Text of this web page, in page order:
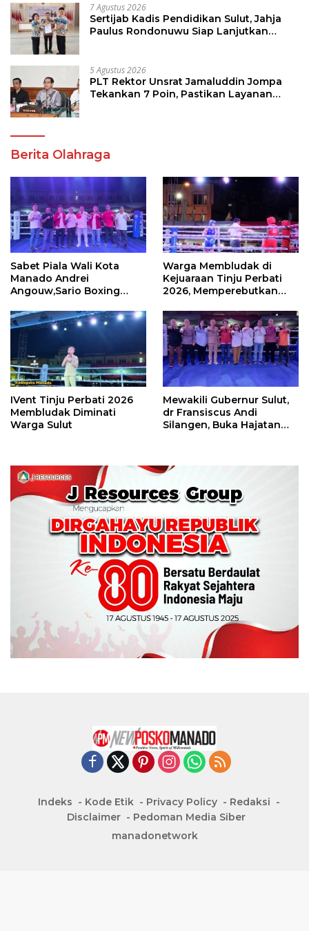
7 Agustus 2026
Sertijab Kadis Pendidikan Sulut, Jahja
Paulus Rondonuwu Siap Lanjutkan
5 Agustus 2026
PLT Rektor Unsrat Jamaluddin Jompa
Tekankan 7 Poin, Pastikan Layanan
Berita Olahraga
Sabet Piala Wali Kota
Manado Andrei
Angouw,Sario Boxing
Perbati 2026
Warga Membludak di
Kejuaraan Tinju Perbati
2026, Memperebutkan
IVent Tinju Perbati 2026
Membludak Diminati
Warga Sulut
Mewakili Gubernur Sulut,
dr Fransiscus Andi
Silangen, Buka Hajatan
Indeks Kode Etik Privacy Policy
Redaksi
Disclaimer
Pedoman Media Siber
manadonetwork